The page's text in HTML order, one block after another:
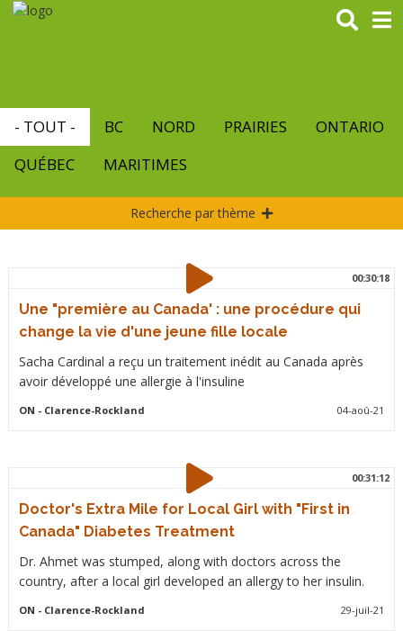
Aller
- TOUT - BC NORD PRAIRIES
ONTARIO
QUÉBEC
MARITIMES
Recherche par thème
00:30:18
Une "première au Canada' : une procédure qui
change la vie d'une jeune fille locale
Sacha Cardinal a reçu un traitement inédit au Canada après
avoir développé une allergie à l'insuline
ON - Clarence-Rockland 04-aoû-21
00:31:12
Doctor's Extra Mile for Local Girl with "First in
Canada" Diabetes Treatment
Dr. Ahmet was stumped, along with doctors across the
country, after a local girl developed an allergy to her insulin.
ON - Clarence-Rockland 29-juil-21